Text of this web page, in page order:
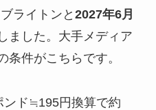
ライトンと 2027年6月
ました。大手メディア
条件がこちらです。
ンド≒195円換算で約